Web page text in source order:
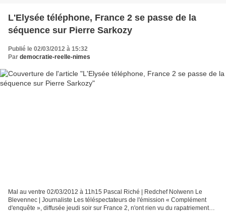
L'Elysée téléphone, France 2 se passe de la
séquence sur Pierre Sarkozy
Publié le 02/03/2012 à 15:32
Par democratie-reelle-nimes
Mal au ventre 02/03/2012 à 11h15 Pascal Riché | Redchef Nolwenn Le
Blevennec | Journaliste Les téléspectateurs de l'émission « Complément
d'enquête », diffusée jeudi soir sur France 2, n'ont rien vu du rapatriement